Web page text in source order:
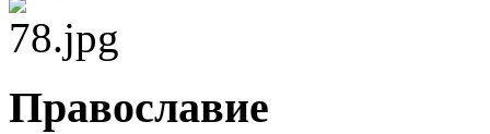
Православие